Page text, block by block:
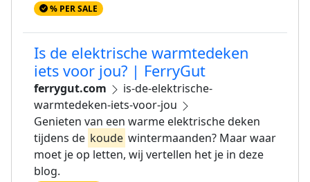
% PER SALE
Is de elektrische warmtedeken
iets voor jou? | FerryGut
ferrygut.com
is-de-elektrische-
warmtedeken-iets-voor-jou
Genieten van een warme elektrische deken
tijdens de koude wintermaanden? Maar waar
moet je op letten, wij vertellen het je in deze
blog.